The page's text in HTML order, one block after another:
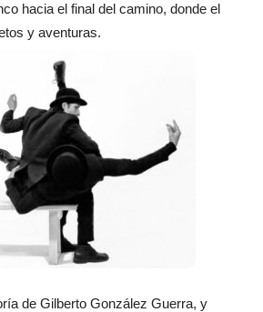
hacia el final del camino, donde el
y aventuras.
de Gilberto González Guerra, y